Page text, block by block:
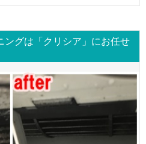
ングは「クリシア」にお任せ